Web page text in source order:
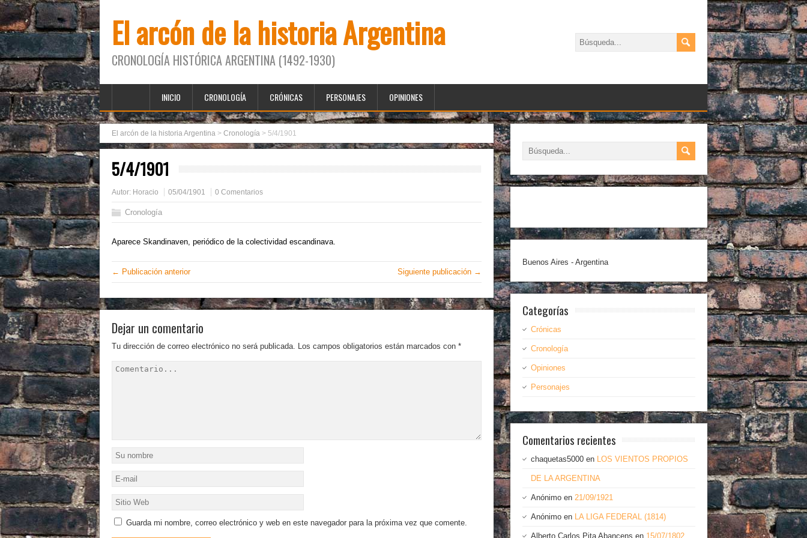
El arcón de la historia Argentina
CRONOLOGÍA HISTÓRICA ARGENTINA (1492-1930)
INICIO CRONOLOGÍA CRÓNICAS PERSONAJES OPINIONES
El arcón de la historia Argentina > Cronología > 5/4/1901
5/4/1901
Autor: Horacio 05/04/1901 0 Comentarios
Cronología
Aparece Skandinaven, periódico de la colectividad escandinava.
← Publicación anterior Siguiente publicación →
Dejar un comentario
Tu dirección de correo electrónico no será publicada. Los campos obligatorios están marcados con *
Guarda mi nombre, correo electrónico y web en este navegador para la próxima vez que comente.
Buenos Aires - Argentina
Categorías
Crónicas
Cronología
Opiniones
Personajes
Comentarios recientes
chaquetas5000 en LOS VIENTOS PROPIOS
DE LA ARGENTINA
Anónimo en 21/09/1921
Anónimo en LA LIGA FEDERAL (1814)
Alberto Carlos Pita Abancens en 15/07/1802